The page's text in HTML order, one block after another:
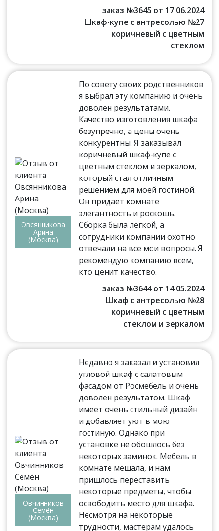
заказ №3645 от 17.06.2024
Шкаф-купе с антресолью №27
коричневый с цветным
стеклом
Овсянникова
Арина
(Москва)
По совету своих родственников
я выбрал эту компанию и очень
доволен результатами.
Качество изготовления шкафа
безупречно, а цены очень
конкурентны. Я заказывал
коричневый шкаф-купе с
цветным стеклом и зеркалом,
который стал отличным
решением для моей гостиной.
Он придает комнате
элегантность и роскошь.
Сборка была легкой, а
сотрудники компании охотно
отвечали на все мои вопросы. Я
рекомендую компанию всем,
кто ценит качество.
заказ №3644 от 14.05.2024
Шкаф с антресолью №28
коричневый с цветным
стеклом и зеркалом
Овчинников
Семён
(Москва)
Недавно я заказал и установил
угловой шкаф с салатовым
фасадом от Росмебель и очень
доволен результатом. Шкаф
имеет очень стильный дизайн
и добавляет уют в мою
гостиную. Однако при
установке не обошлось без
некоторых заминок. Мебель в
комнате мешала, и нам
пришлось переставить
некоторые предметы, чтобы
освободить место для шкафа.
Несмотря на некоторые
трудности, мастерам удалось